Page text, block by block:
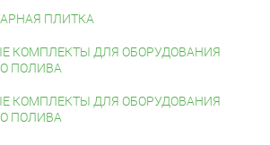
ПЛИТКА
КОМПЛЕКТЫ ДЛЯ ОБОРУДОВАНИЯ
ПОЛИВА
КОМПЛЕКТЫ ДЛЯ ОБОРУДОВАНИЯ
ПОЛИВА